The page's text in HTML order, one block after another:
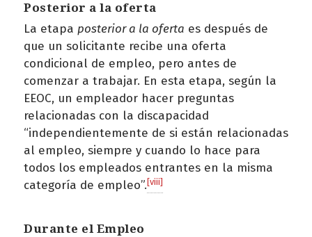
Posterior a la oferta
La etapa posterior a la oferta es después de
que un solicitante recibe una oferta
condicional de empleo, pero antes de
comenzar a trabajar. En esta etapa, según la
EEOC, un empleador hacer preguntas
relacionadas con la discapacidad
“independientemente de si están relacionadas
al empleo, siempre y cuando lo hace para
todos los empleados entrantes en la misma
categoría de empleo”. [viii]
Durante el Empleo